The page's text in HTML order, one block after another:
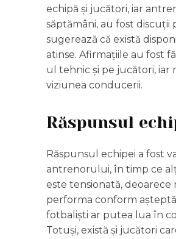
echipă și jucători, iar
săptămâni, au fost
sugerează că există
atinse. Afirmațiile au fost
ul tehnic și pe jucători,
viziunea conducerii.
Răspunsul
Răspunsul echipei a fost
antrenorului, în timp ce
este tensionată,
performa conform
fotbaliști ar putea lua în
Totuși, există și jucători